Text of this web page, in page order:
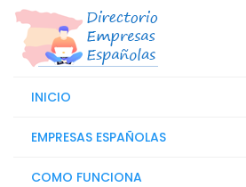
INICIO
EMPRESAS ESPAÑOLAS
COMO FUNCIONA